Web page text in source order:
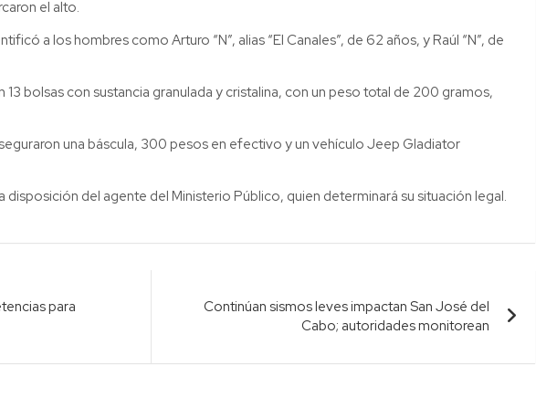
el alto.
a los hombres como Arturo “N”, alias “El Canales”, de 62 años, y Raúl “N”, de
13 bolsas con sustancia granulada y cristalina, con un peso total de 200 gramos,
una báscula, 300 pesos en efectivo y un vehículo Jeep Gladiator
del agente del Ministerio Público, quien determinará su situación legal.
para
Continúan sismos leves impactan San José del
Cabo; autoridades monitorean